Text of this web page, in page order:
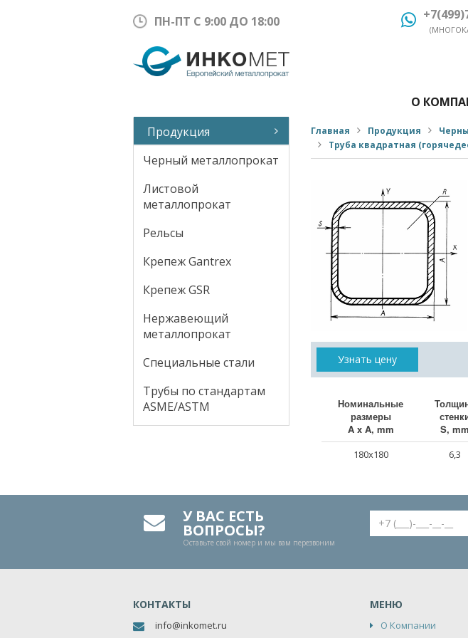
ПН-ПТ С 9:00 ДО 18:00
Продукция
Черный металлопрокат
Листовой
металлопрокат
Рельсы
Крепеж Gantrex
Крепеж GSR
Нержавеющий
металлопрокат
Специальные стали
Трубы по стандартам
ASME/ASTM
О
Главная Продукция
Труба квадратная
Узнать цену
Номинальные
размеры
A x A, mm
S, mm
180x180 6,3
У ВАС ЕСТЬ
ВОПРОСЫ?
Оставьте свой номер и мы вам перезвоним
КОНТАКТЫ
info@inkomet.ru
МЕНЮ
О Компании